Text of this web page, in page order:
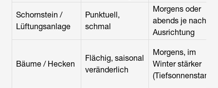
Schornstein /
Lüftungsanlage
Punktuell,
schmal
Morgens oder
abends je nach
Ausrichtung
Bäume / Hecken
Flächig, saisonal
veränderlich
Morgens, im
Winter stärker
(Tiefsonnenstand)